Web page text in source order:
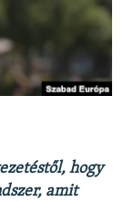
hogy
amit